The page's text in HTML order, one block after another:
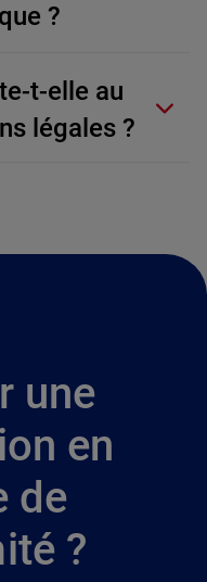
?
t-elle au
légales ?
une
en
de
?